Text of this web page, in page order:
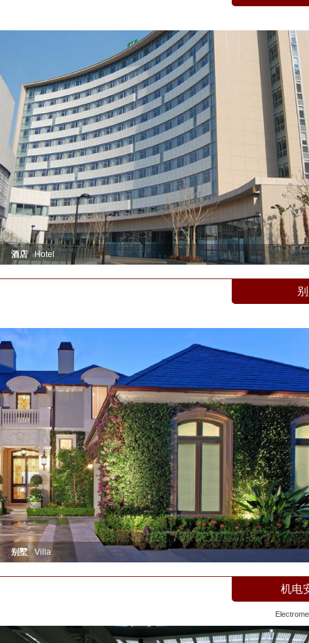
酒店 Hotel
别墅 Villa
机电